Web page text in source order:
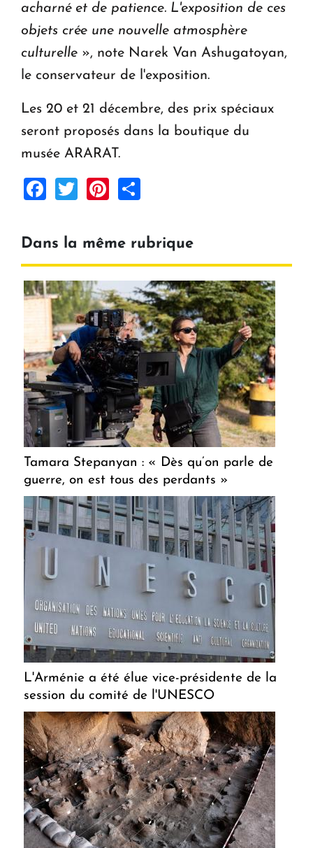
acharné et de patience. L'exposition de ces
objets crée une nouvelle atmosphère
culturelle », note Narek Van Ashugatoyan,
le conservateur de l'exposition.
Les 20 et 21 décembre, des prix spéciaux
seront proposés dans la boutique du
musée ARARAT.
Facebook
TwitterPinterest
Dans la même rubrique
Tamara Stepanyan : « Dès qu’on parle de
guerre, on est tous des perdants »
L'Arménie a été élue vice-présidente de la
session du comité de l'UNESCO